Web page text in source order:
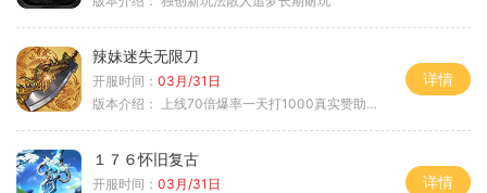
辣妹迷失无限刀
开服时间： 03月/31日
版本介绍：
上线70倍爆率一天打1000真实赞助一夜终
详情
１７６怀旧复古
开服时间： 03月/31日
详情